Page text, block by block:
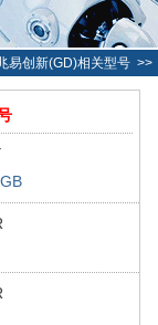
易创新(GD)相关型号 >>